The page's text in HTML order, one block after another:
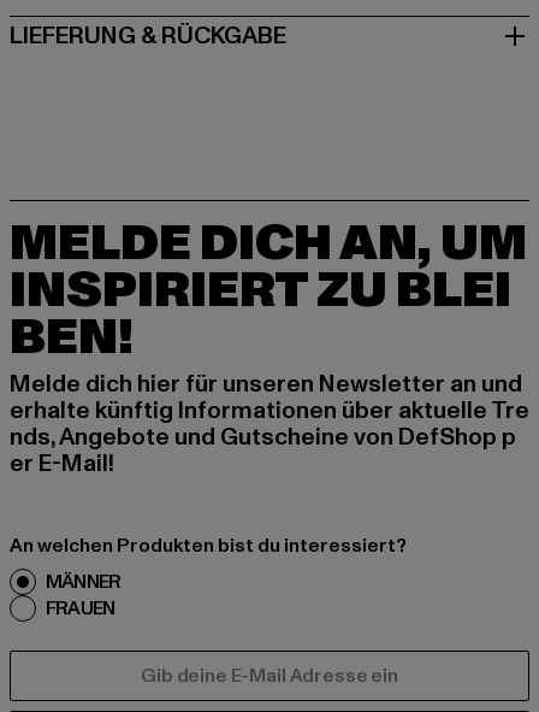
LIEFERUNG & RÜCKGABE
MELDE DICH AN, UM
INSPIRIERT ZU BLEI
BEN!
Melde dich hier für unseren Newsletter an und
erhalte künftig Informationen über aktuelle Tre
nds, Angebote und Gutscheine von DefShop p
er E-Mail!
An welchen Produkten bist du interessiert?
MÄNNER
FRAUEN